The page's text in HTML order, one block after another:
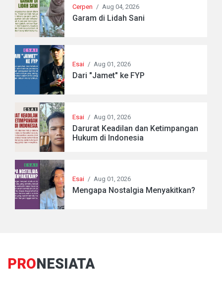
Cerpen / Aug 04, 2026
Garam di Lidah Sani
Esai / Aug 01, 2026
Dari "Jamet" ke FYP
Esai / Aug 01, 2026
Darurat Keadilan dan Ketimpangan
Hukum di Indonesia
Esai / Aug 01, 2026
Mengapa Nostalgia Menyakitkan?
PRONESIATA